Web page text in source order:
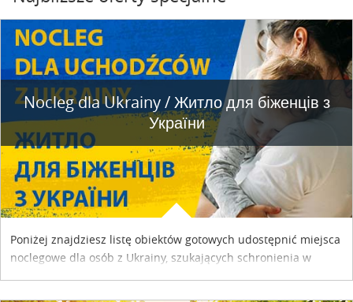
Nocleg dla Ukrainy / Житло для бiженцiв з
України
Poniżej znajdziesz listę obiektów gotowych udostępnić miejsca
noclegowe dla osób z Ukrainy, szukających schronienia w